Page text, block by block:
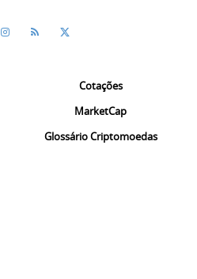
Cotações
MarketCap
Glossário Criptomoedas